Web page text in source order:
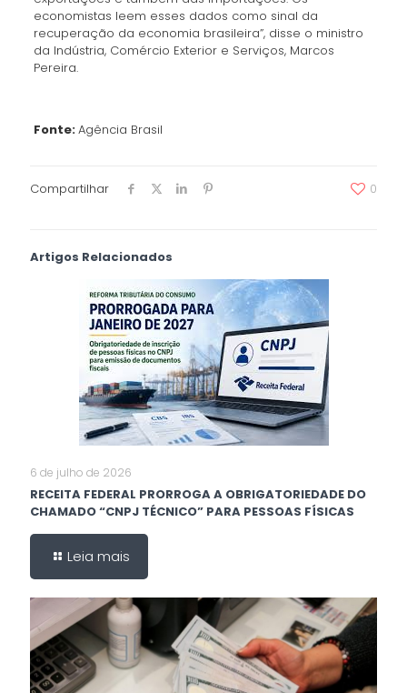
economistas leem esses dados como sinal da
recuperação da economia brasileira”, disse o ministro
da Indústria, Comércio Exterior e Serviços, Marcos
Pereira.
Fonte:Agência Brasil
Compartilhar 0
Artigos Relacionados
6 de julho de 2026
RECEITA FEDERAL PRORROGA A OBRIGATORIEDADE DO
CHAMADO “CNPJ TÉCNICO” PARA PESSOAS FÍSICAS
Leia mais